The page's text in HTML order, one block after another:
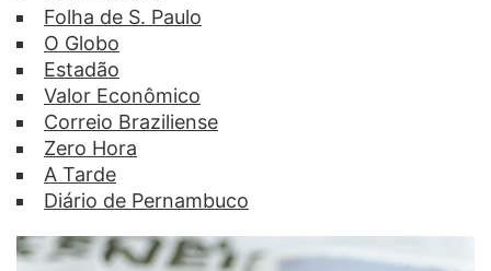
Folha de S. Paulo
O Globo
Estadão
Valor Econômico
Correio Braziliense
Zero Hora
A Tarde
Diário de Pernambuco